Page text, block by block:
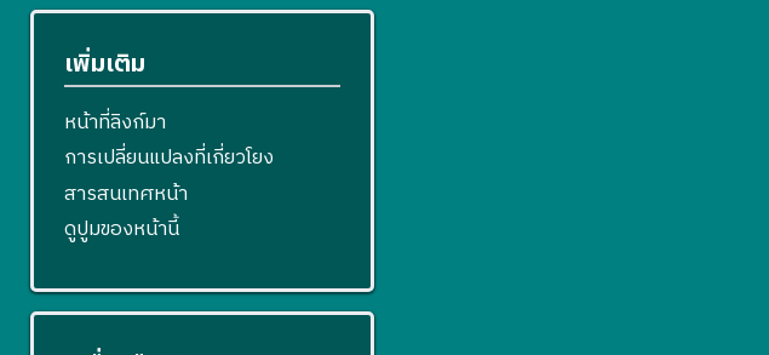
เพิ่มเติม
หน้าที่ลิงก์มา
การเปลี่ยนแปลงที่เกี่ยวโยง
สารสนเทศหน้า
ดูปูมของหน้านี้